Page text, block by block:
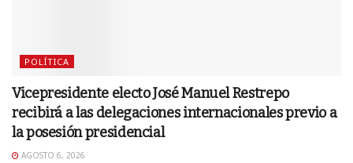
POLÍTICA
Vicepresidente electo José Manuel Restrepo
recibirá a las delegaciones internacionales previo a
la posesión presidencial
AGOSTO 6, 2026